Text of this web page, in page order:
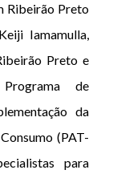
Ribeirão Preto
Iamamulla,
Preto e
de
da
(PAT-
para